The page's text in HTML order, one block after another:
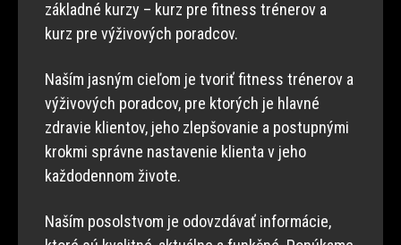
základné kurzy – kurz pre fitness trénerov a
kurz pre výživových poradcov.
Naším jasným cieľom je tvoriť fitness trénerov a
výživových poradcov, pre ktorých je hlavné
zdravie klientov, jeho zlepšovanie a postupnými
krokmi správne nastavenie klienta v jeho
každodennom živote.
Naším posolstvom je odovzdávať informácie,